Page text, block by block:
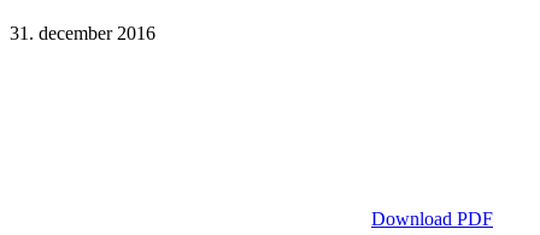
31. december 2016
Download PDF